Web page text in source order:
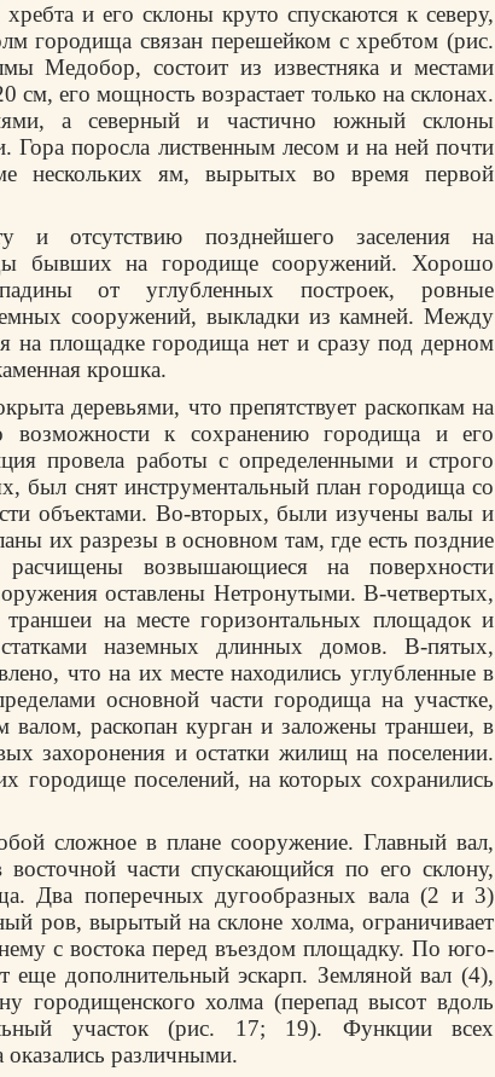
и его склоны круто спускаются к северу,
городища связан перешейком с хребтом (рис.
Медобор, состоит из известняка и местами
его мощность возрастает только на склонах.
а северный и частично южный склоны
Гора поросла лиственным лесом и на ней почти
нескольких ям, вырытых во время первой
и отсутствию позднейшего заселения на
бывших на городище сооружений. Хорошо
от углубленных построек, ровные
сооружений, выкладки из камней. Между
на площадке городища нет и сразу под дерном
крошка.
деревьями, что препятствует раскопкам на
к сохранению городища и его
провела работы с определенными и строго
был снят инструментальный план городища со
объектами. Во-вторых, были изучены валы и
их разрезы в основном там, где есть поздние
возвышающиеся на поверхности
оставлены Нетронутыми. В-четвертых,
на месте горизонтальных площадок и
наземных длинных домов. В-пятых,
что на их месте находились углубленные в
основной части городища на участке,
валом, раскопан курган и заложены траншеи, в
захоронения и остатки жилищ на поселении.
городище поселений, на которых сохранились
сложное в плане сооружение. Главный вал,
части спускающийся по его склону,
Два поперечных дугообразных вала (2 и 3)
ров, вырытый на склоне холма, ограничивает
с востока перед въездом площадку. По юго-
еще дополнительный эскарп. Земляной вал (4),
городищенского холма (перепад высот вдоль
участок (рис. 17; 19). Функции всех
различными.